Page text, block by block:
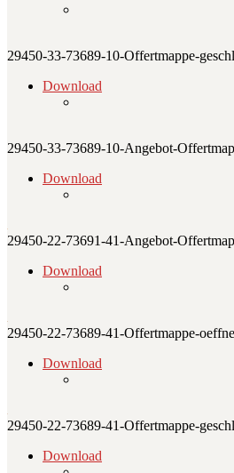
29450-33-73689-10-Offertmappe-
Download
29450-33-73689-10-Angebot-
Download
29450-22-73691-41-Angebot-
Download
29450-22-73689-41-Offertmappe-
Download
29450-22-73689-41-Offertmappe-
Download